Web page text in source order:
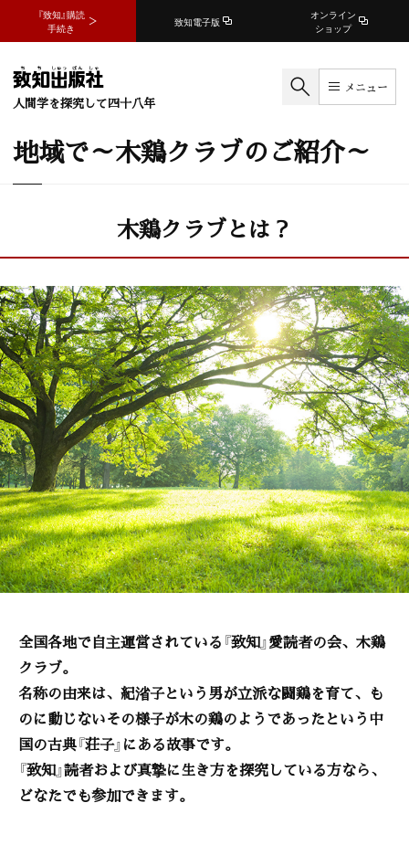
『致知』購読
手続き
致知電子版
オンライン
ショップ
人間学を探究して四十八年
メニュー
地域で～木鶏クラブのご紹介～
木鶏クラブとは？
全国各地で自主運営されている『致知』愛読者の会、木鶏
クラブ。
名称の由来は、紀渻子という男が立派な闘鶏を育て、も
のに動じないその様子が木の鶏のようであったという中
国の古典『荘子』にある故事です。
『致知』読者および真摯に生き方を探究している方なら、
どなたでも参加できます。